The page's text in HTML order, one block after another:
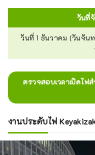
วันที่
วันที่ 1 ธันวาคม (วันจัน
ตรวจสอบเวลาเปิดไฟ
งานประดับไฟ